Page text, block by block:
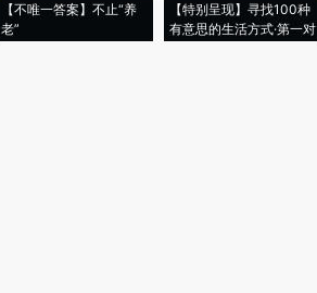
【不唯一答案】不止“养
老”
【特别呈现】寻找100种
有意思的生活方式·第一对